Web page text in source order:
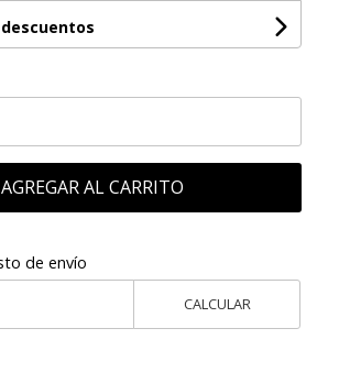
AGREGAR AL CARRITO
de envío
CALCULAR